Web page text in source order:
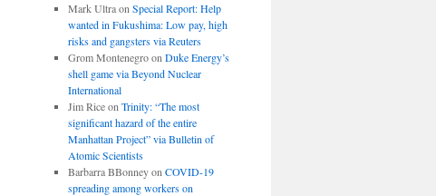
Mark Ultraon Special Report: Help
wanted in Fukushima: Low pay, high
risks and gangsters via Reuters
Grom Montenegroon Duke Energy’s
shell game via Beyond Nuclear
International
Jim Riceon Trinity: “The most
significant hazard of the entire
Manhattan Project” via Bulletin of
Atomic Scientists
Barbarra BBonneyon COVID-19
spreading among workers on